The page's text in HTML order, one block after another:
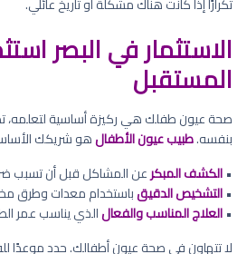
الاستثمار في البصر
المستقبل
صحة عيون طفلك هي ركيزة أساسية لتعلمه،
بنفسه.طبيب عيون الأطفالهو شريكك
•الكشف المبكرعن المشاكل قبل أن تسبب
•التشخيص الدقيقباستخدام معدات وطرق
•العلاج المناسب والفعالالذي يناسب عمر
لا تتهاون في صحة عيون أطفالك. حدد موعدًا